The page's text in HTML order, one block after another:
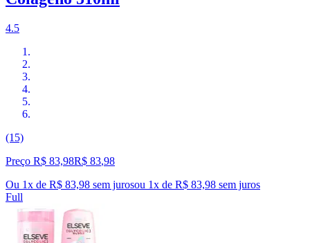
4.5
(15)
Preço R$ 83,98R$ 83,98
Ou 1x de R$ 83,98 sem jurosou 1x de R$ 83,98 sem juros
Full